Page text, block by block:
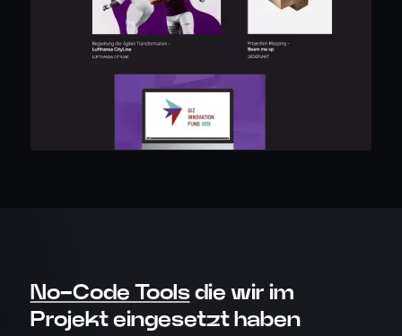
No-Code Toolsdie wir im
Projekt eingesetzt haben